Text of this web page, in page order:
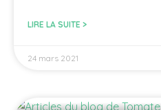
LIRE LA SUITE >
24 mars 2021